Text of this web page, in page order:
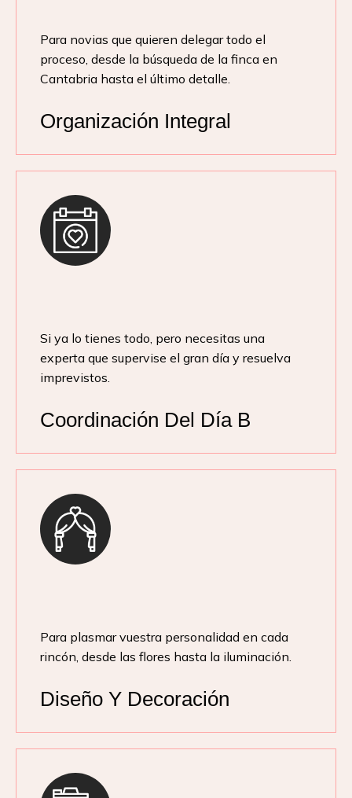
Para novias que quieren delegar todo el
proceso, desde la búsqueda de la finca en
Cantabria hasta el último detalle.
Organización Integral
Si ya lo tienes todo, pero necesitas una
experta que supervise el gran día y resuelva
imprevistos.
Coordinación Del Día B
Para plasmar vuestra personalidad en cada
rincón, desde las flores hasta la iluminación.
Diseño Y Decoración